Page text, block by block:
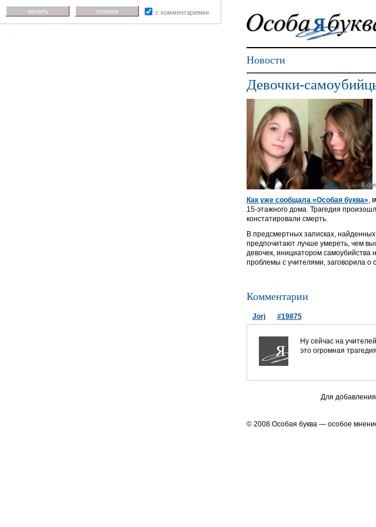
Новости
Девочки-
8
Как уже сообщала «Особая буква»,
15-этажного дома. Трагедия
констатировали смерть.
В предсмертных записках,
предпочитают лучше умереть, чем
девочек, инициатором самоубийства
проблемы с учителями, заговорила
Комментарии
Jorj #19875
Ну сейчас на
это огромная
Для
© 2008 Особая буква — особое
печать отмена с комментариями